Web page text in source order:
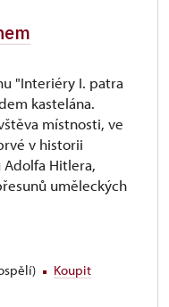
"Interiéry I. patra
kastelána.
místnosti, ve
v historii
Hitlera,
uměleckých
Koupit